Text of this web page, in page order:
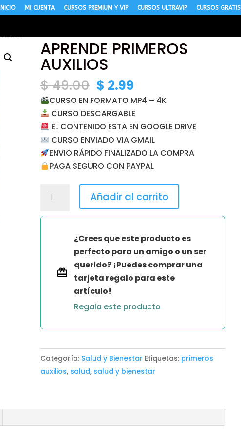
INICIO MI CUENTA CURSOS PREMIUM Y VIP CURSOS ULTRAVIP CURSOS GRATIS
APRENDE PRIMEROS
AUXILIOS
$49.00 El
precio
original
era:
$ 49.00.
$ 2.99
precio
actual
es:
$ 2.99.
CURSO EN FORMATO MP4 – 4K
CURSO DESCARGABLE
EL CONTENIDO ESTA EN GOOGLE DRIVE
CURSO ENVIADO VIA GMAIL
ENVIO RÁPIDO FINALIZADO LA COMPRA
PAGA SEGURO CON PAYPAL
PRIMEROS
AUXILIOS
Añadir al carrito
¿Crees que este producto es
perfecto para un amigo o un ser
querido? ¡Puedes comprar una
tarjeta regalo para este
artículo!
Regala este producto
Categoría: Salud y Bienestar Etiquetas: primeros
auxilios, salud, salud y bienestar